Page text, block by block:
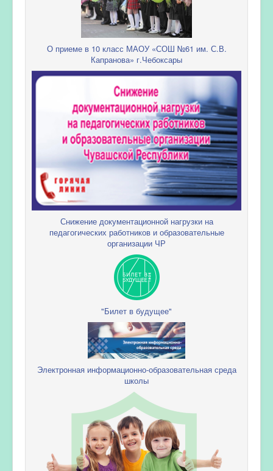
О приеме в 10 класс МАОУ «СОШ №61 им. С.В.
Капранова» г.Чебоксары
Снижение документационной нагрузки на
педагогических работников и образовательные
организации ЧР
"Билет в будущее"
Электронная информационно-образовательная среда
школы